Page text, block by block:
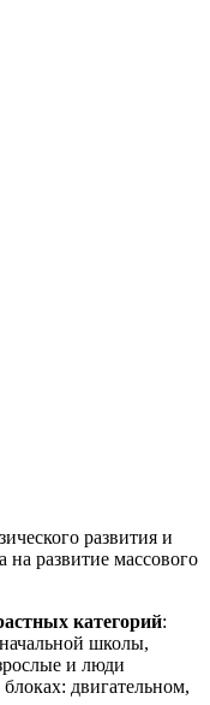
развития и
на развитие массового
категорий:
школы,
и люди
двигательном,